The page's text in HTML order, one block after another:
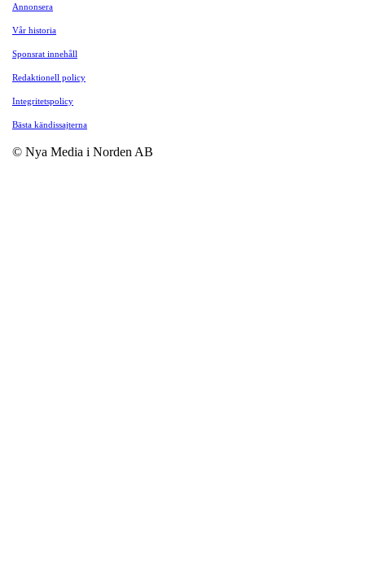
Annonsera
Vår historia
Sponsrat innehåll
Redaktionell policy
Integritetspolicy
Bästa kändissajterna
© Nya Media i Norden AB